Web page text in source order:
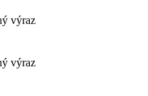
výraz
výraz